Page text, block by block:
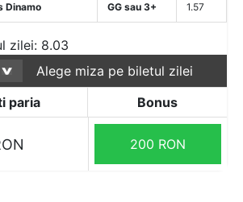
Dinamo GG sau 3+ 1.57
zilei: 8.03
Alege miza pe biletul zilei
paria
Bonus
200 RON